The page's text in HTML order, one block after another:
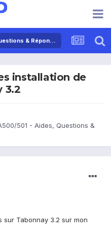
Acer Iconia Tab A500/501 - Aides, Questions & Réponses
installation de
3.2
501 - Aides, Questions &
sur Tabonnay 3.2 sur mon